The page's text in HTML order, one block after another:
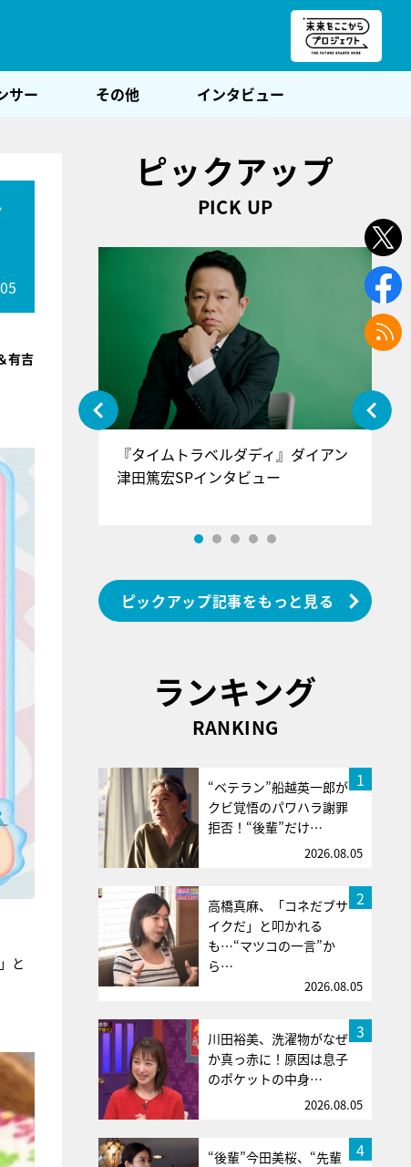
サー その他 インタビュー
有吉
と
ピックアップ
PICK UP
』＝LOV
インタ
『タイムトラベルダディ』ダイアン
津田篤宏SPインタビュー
ピックアップ記事をもっと見る
ランキング
RANKING
1
“ベテラン”船越英一郎が
クビ覚悟のパワハラ謝罪
拒否！“後輩”だけ…
2026.08.05
2
高橋真麻、「コネだブサ
イクだ」と叩かれる
も…“マツコの一言”か
ら…
2026.08.05
3
川田裕美、洗濯物がなぜ
か真っ赤に！原因は息子
のポケットの中身…
2026.08.05
4
“後輩”今田美桜、“先輩